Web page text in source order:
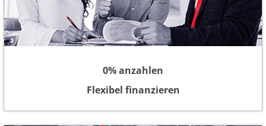
0% anzahlen
Flexibel finanzieren